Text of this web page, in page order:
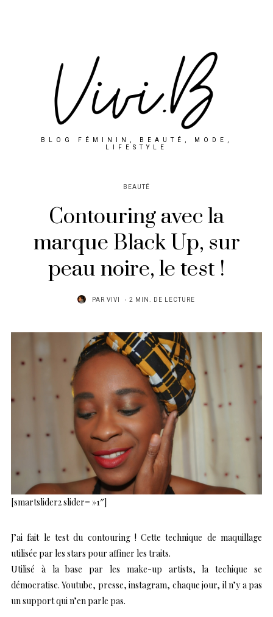
BLOG FÉMININ, BEAUTÉ, MODE,
LIFESTYLE
BEAUTÉ
Contouring avec la
marque Black Up, sur
peau noire, le test !
PAR VIVI 2 MIN. DE LECTURE
[smartslider2 slider= »1″]
J’ai fait le test du contouring ! Cette technique de maquillage
utilisée par les stars pour affiner les traits.
Utilisé à la base par les make-up artists, la techique se
démocratise. Youtube, presse, instagram, chaque jour, il n’y a pas
un support qui n’en parle pas.